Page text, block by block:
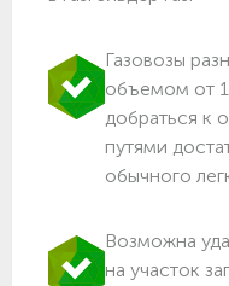
Газовозы
объемом от
добраться к
путями
обычного
Возможна
на участок